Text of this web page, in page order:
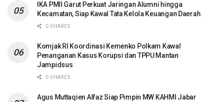
IKA PMII Garut Perkuat Jaringan Alumni hingga
Kecamatan, Siap Kawal Tata Kelola Keuangan Daerah
0 SHARES
Komjak RI Koordinasi Kemenko Polkam Kawal
Penanganan Kasus Korupsi dan TPPU Mantan
Jampidsus
0 SHARES
Agus Muttaqien Alfaz Siap Pimpin MW KAHMI Jabar